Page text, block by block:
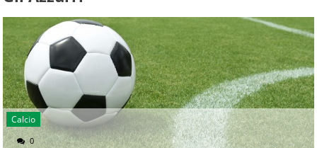
Calcio
0